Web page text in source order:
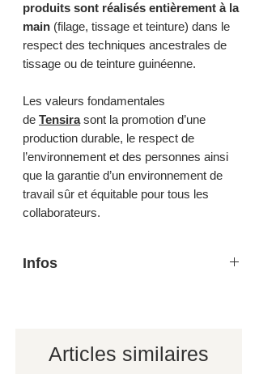
produits sont réalisés entièrement à la
main (filage, tissage et teinture) dans le
respect des techniques ancestrales de
tissage ou de teinture guinéenne.
Les valeurs fondamentales
de Tensirasont la promotion d’une
production durable, le respect de
l’environnement et des personnes ainsi
que la garantie d’un environnement de
travail sûr et équitable pour tous les
collaborateurs.
Infos
Sachez que les petites irrégularités de
tissage ou les légères variations de
Articles similaires